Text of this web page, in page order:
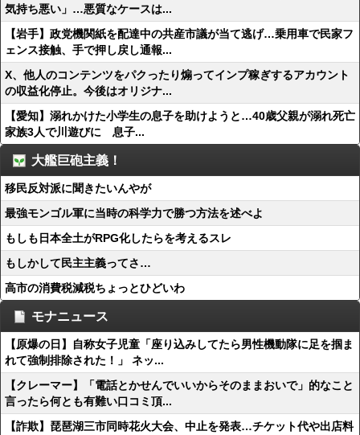
気持ち悪い」…悪質なケースは...
【岩手】政党機関紙を配達中の共産市議が当て逃げ…乗用車で民家フ
ェンス接触、手で押し戻し通報...
X、他人のコンテンツをパクったり煽ってインプ稼ぎするアカウント
の収益化停止。今後はオリジナ...
【愛知】溺れかけた小学生の息子を助けようと…40歳父親が溺れ死亡
家族3人で川遊びに 息子...
大艦巨砲主義！
移民反対派に聞きたいんやが
最強モンゴル軍に当時の科学力で勝つ方法を述べよ
もしも日本全土がRPG化したらを考えるスレ
もしかして民主主義ってさ…
高市の消費税減税ちょっとひどいわ
モナニュース
【原爆の日】自称女子児童「座り込みしてたら男性機動隊に足を掴ま
れて強制排除された！」 ネッ...
【クレーマー】「電話とかせんでいいからそのままおいで」的なこと
言ったら何とも有難い口コミ頂...
【詐欺】琵琶湖三市同時花火大会、中止を発表…チケット代や出店料